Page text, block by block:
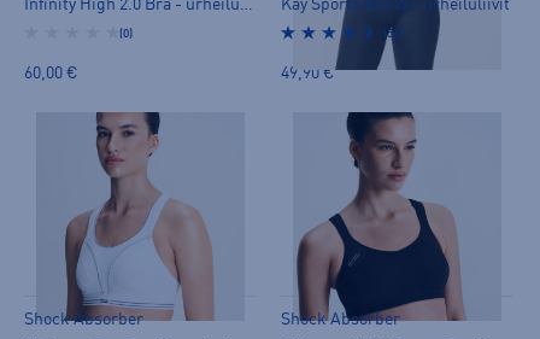
(0)
60,00 €
Kay Sports Bra W - urheiluliivit
(56)
49,90 €
Shock Absorber
Shock Absorber